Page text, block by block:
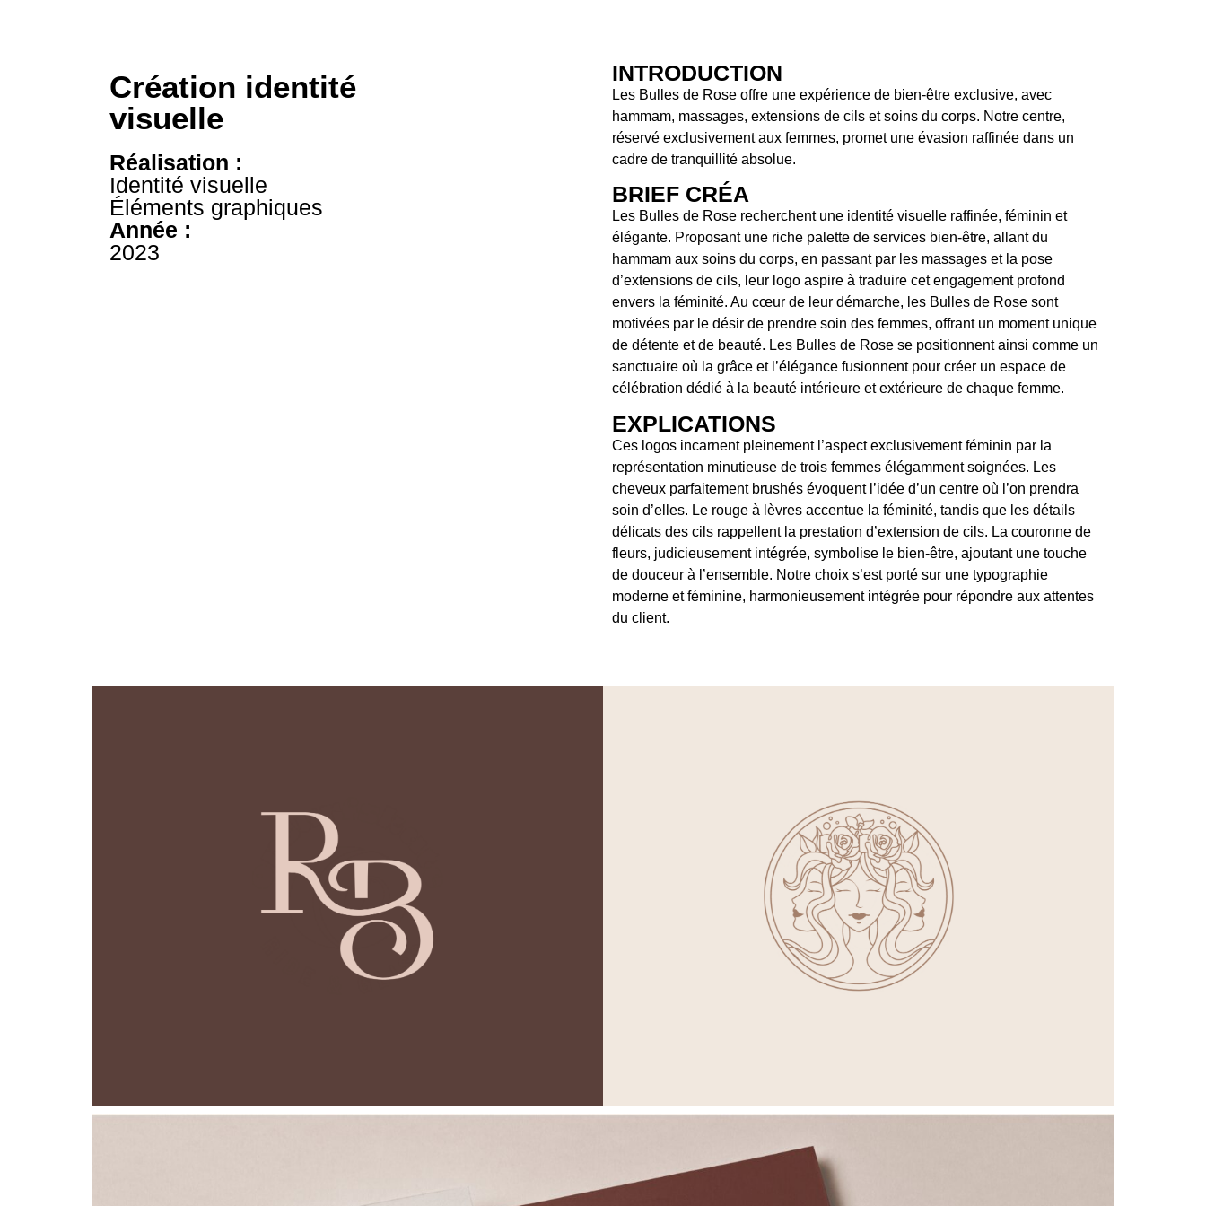
Création identité
visuelle
Réalisation :
Identité visuelle
Éléments graphiques
Année :
2023
INTRODUCTION
Les Bulles de Rose offre une expérience de bien-être exclusive, avec
hammam, massages, extensions de cils et soins du corps. Notre centre,
réservé exclusivement aux femmes, promet une évasion raffinée dans un
cadre de tranquillité absolue.
BRIEF CRÉA
Les Bulles de Rose recherchent une identité visuelle raffinée, féminin et
élégante. Proposant une riche palette de services bien-être, allant du
hammam aux soins du corps, en passant par les massages et la pose
d’extensions de cils, leur logo aspire à traduire cet engagement profond
envers la féminité. Au cœur de leur démarche, les Bulles de Rose sont
motivées par le désir de prendre soin des femmes, offrant un moment unique
de détente et de beauté. Les Bulles de Rose se positionnent ainsi comme un
sanctuaire où la grâce et l’élégance fusionnent pour créer un espace de
célébration dédié à la beauté intérieure et extérieure de chaque femme.
EXPLICATIONS
Ces logos incarnent pleinement l’aspect exclusivement féminin par la
représentation minutieuse de trois femmes élégamment soignées. Les
cheveux parfaitement brushés évoquent l’idée d’un centre où l’on prendra
soin d’elles. Le rouge à lèvres accentue la féminité, tandis que les détails
délicats des cils rappellent la prestation d’extension de cils. La couronne de
fleurs, judicieusement intégrée, symbolise le bien-être, ajoutant une touche
de douceur à l’ensemble. Notre choix s’est porté sur une typographie
moderne et féminine, harmonieusement intégrée pour répondre aux attentes
du client.